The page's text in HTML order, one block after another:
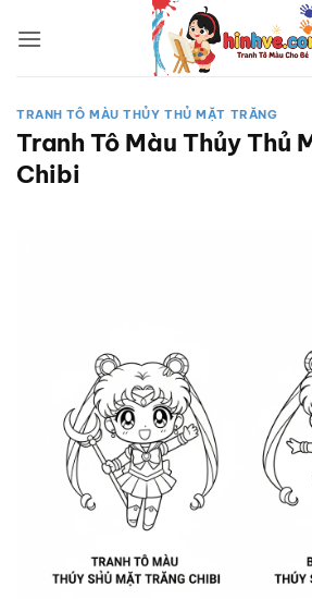
qua
TRANH TÔ MÀU THỦY THỦ MẶT TRĂNG
Tranh Tô Màu Thủy Thủ
Chibi